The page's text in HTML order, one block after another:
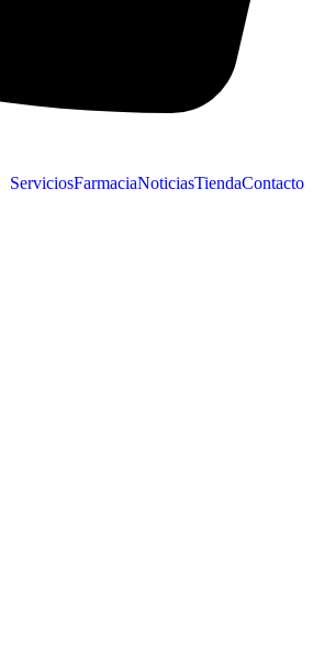
ServiciosFarmaciaNoticiasTiendaContacto